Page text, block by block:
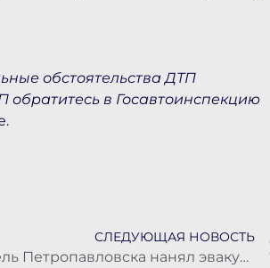
обстоятельства ДТП
обратитесь в Госавтоинспекцию
СЛЕДУЮЩАЯ НОВОСТЬ
Житель Петропавловска нанял эвакуатор, чтобы украсть машину пенсионера